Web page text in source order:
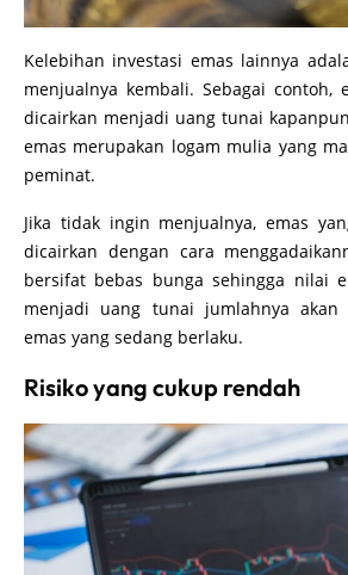
Kelebihan investasi emas lainnya
menjualnya kembali. Sebagai contoh,
dicairkan menjadi uang tunai
emas merupakan logam mulia yang
peminat.
Jika tidak ingin menjualnya, emas
dicairkan dengan cara
bersifat bebas bunga sehingga nilai
menjadi uang tunai jumlahnya
emas yang sedang berlaku.
Risiko yang cukup rendah